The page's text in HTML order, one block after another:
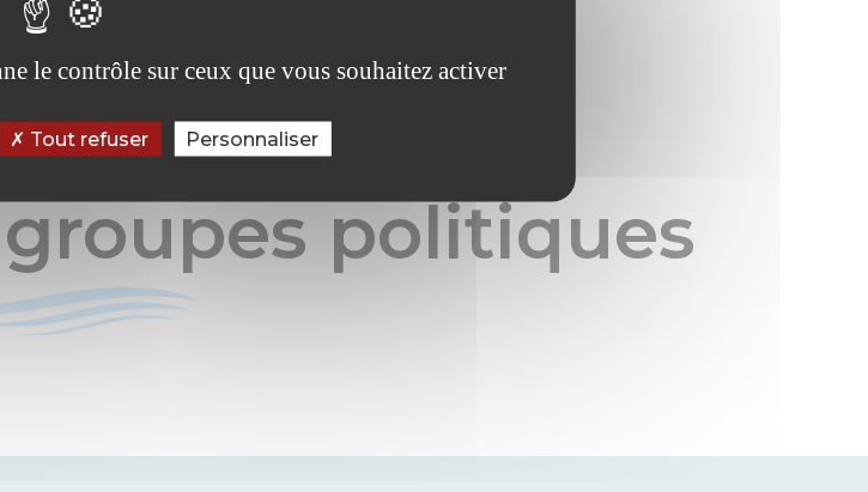
MUNICIPALE
politiques
le contrôle sur ceux que vous souhaitez activer
Tout refuser Personnaliser